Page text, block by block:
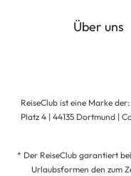
Über uns
ReiseClub ist eine Marke
Platz 4 | 44135 Dortmund |
* Der ReiseClub garantiert
Urlaubsformen den zum